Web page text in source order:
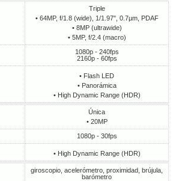
Triple
• 64MP, f/1.8 (wide), 1/1.97", 0.7µm, PDAF
• 8MP (ultrawide)
• 5MP, f/2.4 (macro)
1080p - 240fps
2160p - 60fps
• Flash LED
• Panorámica
• High Dynamic Range (HDR)
Única
• 20MP
1080p - 30fps
• High Dynamic Range (HDR)
giroscopio, acelerómetro, proximidad, brújula,
barómetro